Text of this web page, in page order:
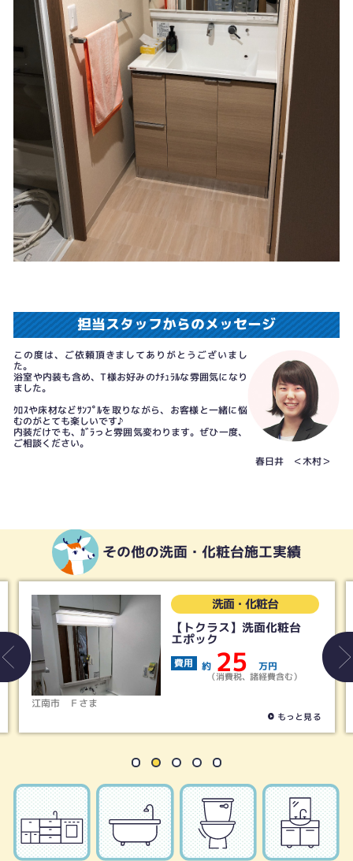
担当スタッフからのメッセージ
この度は、ご依頼頂きましてありがとうございまし
た。
浴室や内装も含め、T様お好みのﾅﾁｭﾗﾙな雰囲気になり
ました。
ｸﾛｽや床材などｻﾝﾌﾟﾙを取りながら、お客様と一緒に悩
むのがとても楽しいです♪
内装だけでも、ｶﾞﾗっと雰囲気変わります。ぜひ一度、
ご相談ください。
春日井 ＜木村＞
その他の洗面・化粧台施工実績
・化粧台
】洗面化粧台
万円
税、諸経費含む）
洗面・
【LIXIL】洗
レヴィ
36
（消費税